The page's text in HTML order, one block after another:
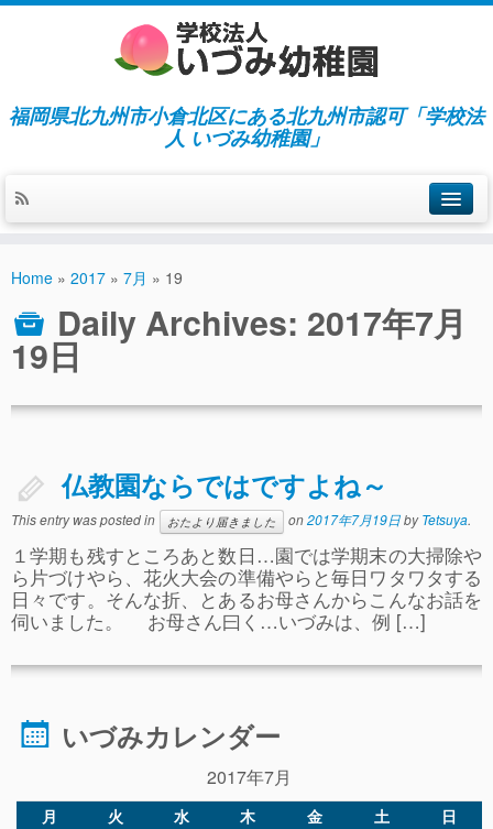
福岡県北九州市小倉北区にある北九州市認可「学校法
人 いづみ幼稚園」
施設紹介
通園について
事故や怪我について
卒園児進路
お知らせ
給食日記
2歳児クラス(ももたろうクラブ)
募集概要(2歳児クラス)
保育料について
Home » 2017 » 7月 » 19
Daily Archives: 2017年7月
19日
仏教園ならではですよね～
This entry was posted in おたより届きました on2017年7月19日byTetsuya.
１学期も残すところあと数日…園では学期末の大掃除や
ら片づけやら、花火大会の準備やらと毎日ワタワタする
日々です。そんな折、とあるお母さんからこんなお話を
伺いました。 お母さん曰く…いづみは、例 […]
いづみカレンダー
2017年7月
月 火 水 木 金 土 日